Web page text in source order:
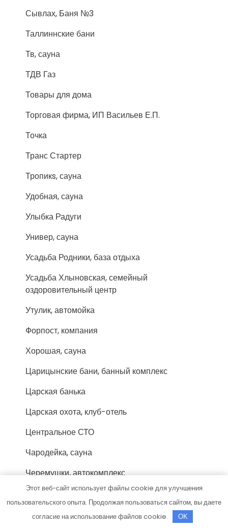
Сывлах, Баня №3
Таллиннские бани
Тв, сауна
ТДВ Газ
Товары для дома
Торговая фирма, ИП Васильев Е.П.
Точка
Транс Стартер
Тропикs, сауна
Удобная, сауна
Улыбка Радуги
Универ, сауна
Усадьба Родники, база отдыха
Усадьба Хлыновская, семейный
оздоровительный центр
Утулик, автомойка
Форпост, компания
Хорошая, сауна
Царицынские бани, банный комплекс
Царская банька
Царская охота, клуб-отель
Центральное СТО
Чародейка, сауна
Черемушки, автокомплекс
Черемушки, автокомплекс
Шесть Озер, загородный клуб
Этот веб-сайт использует файлы cookie для улучшения
пользовательского опыта. Продолжая пользоваться сайтом, вы даете
согласие на использование файлов cookie.
OK